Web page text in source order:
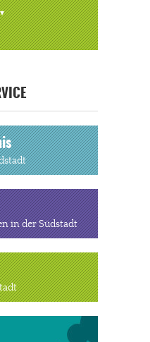
in der Südstadt